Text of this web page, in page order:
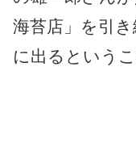
海苔店」を引き
に出るという